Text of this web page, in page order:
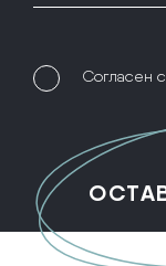
Согласен с